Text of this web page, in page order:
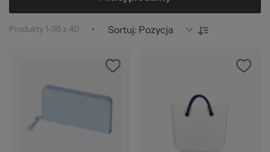
Produkty 1-36 z 40 Sortuj: